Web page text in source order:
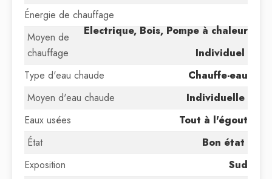
Énergie de chauffage
Electrique, Bois, Pompe à chaleur
Moyen de
chauffage
Individuel
Type d'eau chaude
Chauffe-eau
Moyen d'eau chaude
Individuelle
Eaux usées
Tout à l'égout
État
Bon état
Exposition
Sud